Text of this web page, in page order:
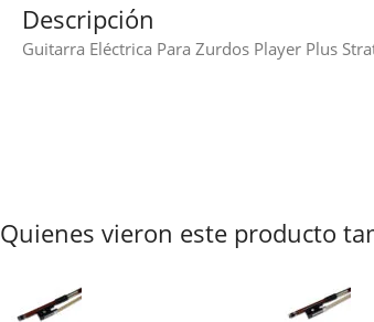
Descripción
Guitarra Eléctrica Para Zurdos Player Plus
Quienes vieron este producto